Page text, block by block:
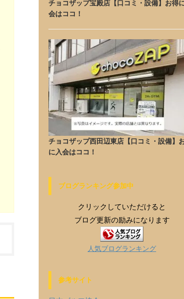
チョコザップ宝殿店【口コミ・設備】お得
会はココ！
チョコザップ西田辺東店【口コミ・設備】
に入会はココ！
ブログランキング参加中
クリックしていただけると
ブログ更新の励みになります
人気ブログランキング
参考サイト